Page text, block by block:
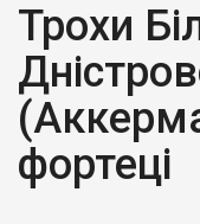
Трохи
фортеці